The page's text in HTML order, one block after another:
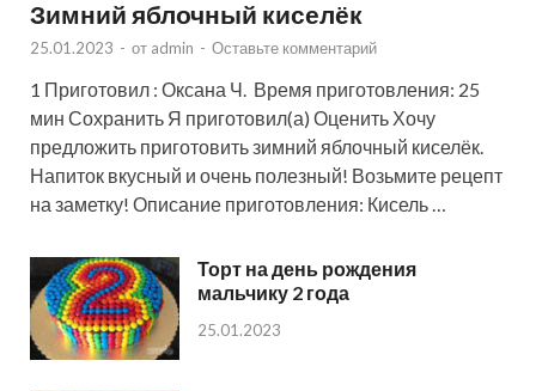
Зимний яблочный киселёк
25.01.2023 - от admin - Оставьте комментарий
1 Приготовил : Оксана Ч. Время приготовления: 25
мин Сохранить Я приготовил(а) Оценить Хочу
предложить приготовить зимний яблочный киселёк.
Напиток вкусный и очень полезный! Возьмите рецепт
на заметку! Описание приготовления: Кисель …
Торт на день рождения
мальчику 2 года
25.01.2023